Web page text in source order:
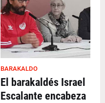
BARAKALDO
El barakaldés Israel
Escalante encabeza